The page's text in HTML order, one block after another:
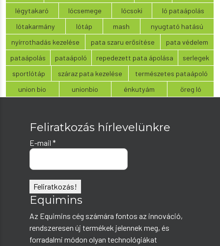
légytakaró
lócsemege lócsoki
ló pataápolás
lótakarmány
lótáp mash
nyugtató hatású
nyírrothadás kezelése
pata szaru erősítése
pata védelem
pataápolás
pataápoló repedezett pata ápolása
serlegek
sportlótáp
száraz pata kezelése
természetes pataápoló
union bio
unionbio énkutyám öreg ló
Feliratkozás hírlevelünkre
E-mail *
Equimins
Az Equimins cég számára fontos az innováció,
rendszeresen új termékek jelennek meg, és
forradalmi módon olyan technológiákat